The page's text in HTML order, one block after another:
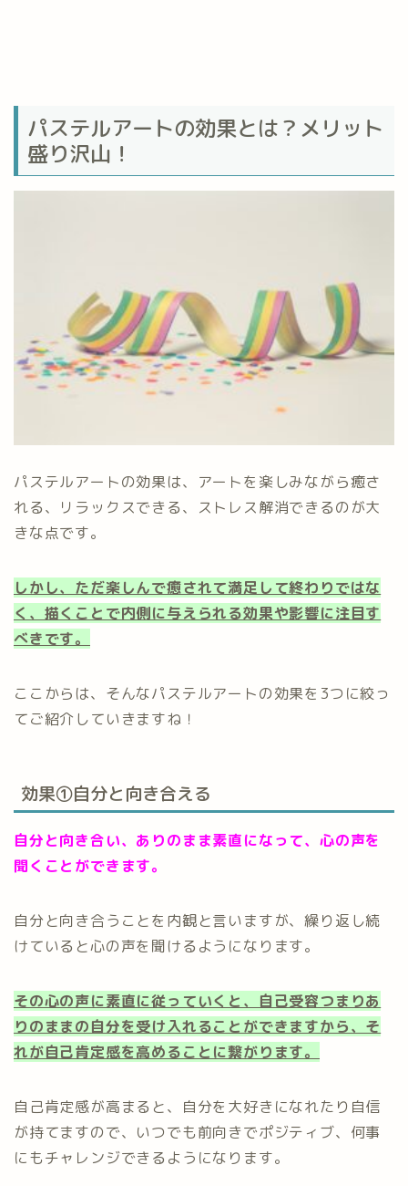
パステルアートの効果とは？メリット
盛り沢山！
パステルアートの効果は、アートを楽しみながら癒さ
れる、リラックスできる、ストレス解消できるのが大
きな点です。
しかし、ただ楽しんで癒されて満足して終わりではな
く、描くことで内側に与えられる効果や影響に注目す
べきです。
ここからは、そんなパステルアートの効果を3つに絞っ
てご紹介していきますね！
効果①自分と向き合える
自分と向き合い、ありのまま素直になって、心の声を
聞くことができます。
自分と向き合うことを内観と言いますが、繰り返し続
けていると心の声を聞けるようになります。
その心の声に素直に従っていくと、自己受容つまりあ
りのままの自分を受け入れることができますから、そ
れが自己肯定感を高めることに繋がります。
自己肯定感が高まると、自分を大好きになれたり自信
が持てますので、いつでも前向きでポジティブ、何事
にもチャレンジできるようになります。